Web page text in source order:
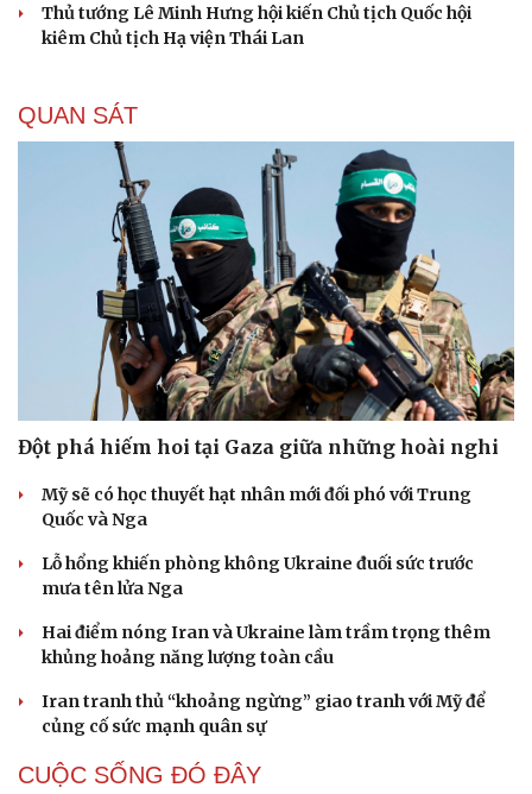
Thủ tướng Lê Minh Hưng hội kiến Chủ tịch Quốc hội
kiêm Chủ tịch Hạ viện Thái Lan
QUAN SÁT
Đột phá hiếm hoi tại Gaza giữa những hoài nghi
Mỹ sẽ có học thuyết hạt nhân mới đối phó với Trung
Quốc và Nga
Lỗ hổng khiến phòng không Ukraine đuối sức trước
mưa tên lửa Nga
Hai điểm nóng Iran và Ukraine làm trầm trọng thêm
khủng hoảng năng lượng toàn cầu
Iran tranh thủ “khoảng ngừng” giao tranh với Mỹ để
củng cố sức mạnh quân sự
CUỘC SỐNG ĐÓ ĐÂY